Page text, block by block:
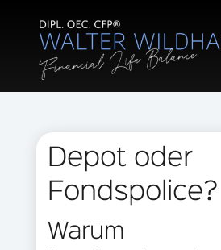
Depot oder
Fondspolice?
Warum